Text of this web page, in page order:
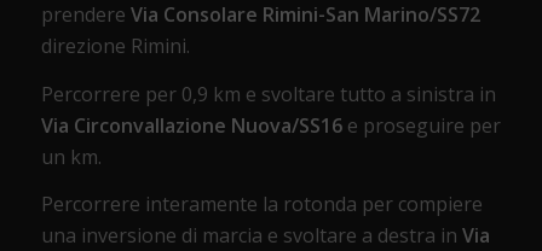
prendere Via Consolare Rimini-San Marino/SS72
direzione Rimini.
Percorrere per 0,9 km e svoltare tutto a sinistra in
Via Circonvallazione Nuova/SS16e proseguire per
un km.
Percorrere interamente la rotonda per compiere
una inversione di marcia e svoltare a destra in Via